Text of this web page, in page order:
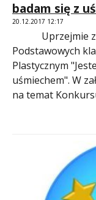
badam się z
20.12.2017 12:17
Uprzejmie
Podstawowych
Plastycznym
uśmiechem". W
na temat